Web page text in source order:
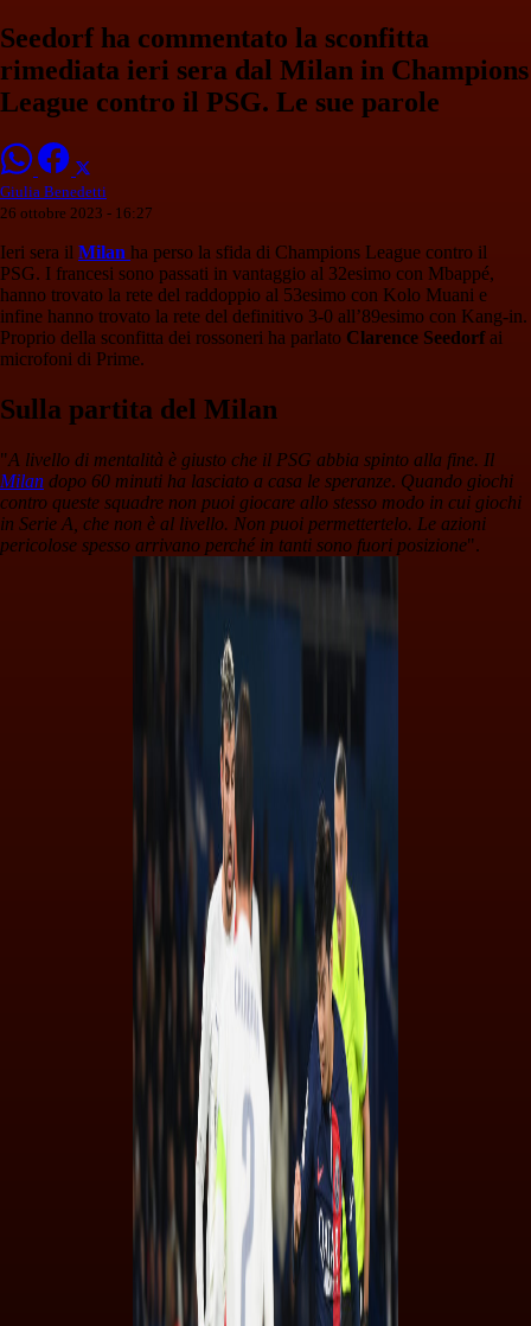
Seedorf ha commentato la sconfitta
rimediata ieri sera dal Milan in Champions
League contro il PSG. Le sue parole
Giulia Benedetti
26 ottobre 2023 - 16:27
Ieri sera il Milan ha perso la sfida di Champions League contro il
PSG. I francesi sono passati in vantaggio al 32esimo con Mbappé,
hanno trovato la rete del raddoppio al 53esimo con Kolo Muani e
infine hanno trovato la rete del definitivo 3-0 all’89esimo con Kang-in.
Proprio della sconfitta dei rossoneri ha parlato Clarence Seedorfai
microfoni di Prime.
Sulla partita del Milan
"A livello di mentalità è giusto che il PSG abbia spinto alla fine. Il
Milan dopo 60 minuti ha lasciato a casa le speranze. Quando giochi
contro queste squadre non puoi giocare allo stesso modo in cui giochi
in Serie A, che non è al livello. Non puoi permettertelo. Le azioni
pericolose spesso arrivano perché in tanti sono fuori posizione".